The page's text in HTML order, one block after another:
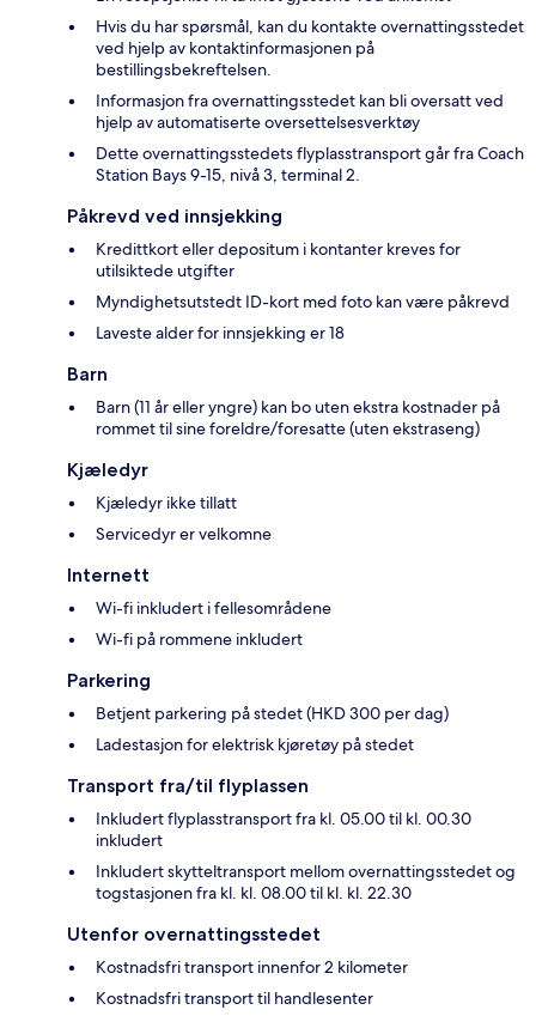
Hvis du har spørsmål, kan du kontakte overnattingsstedet
ved hjelp av kontaktinformasjonen på
bestillingsbekreftelsen.
Informasjon fra overnattingsstedet kan bli oversatt ved
hjelp av automatiserte oversettelsesverktøy
Dette overnattingsstedets flyplasstransport går fra Coach
Station Bays 9-15, nivå 3, terminal 2.
Påkrevd ved innsjekking
Kredittkort eller depositum i kontanter kreves for
utilsiktede utgifter
Myndighetsutstedt ID-kort med foto kan være påkrevd
Laveste alder for innsjekking er 18
Barn
Barn (11 år eller yngre) kan bo uten ekstra kostnader på
rommet til sine foreldre/foresatte (uten ekstraseng)
Kjæledyr
Kjæledyr ikke tillatt
Servicedyr er velkomne
Internett
Wi-fi inkludert i fellesområdene
Wi-fi på rommene inkludert
Parkering
Betjent parkering på stedet (HKD 300 per dag)
Ladestasjon for elektrisk kjøretøy på stedet
Transport fra/til flyplassen
Inkludert flyplasstransport fra kl. 05.00 til kl. 00.30
inkludert
Inkludert skytteltransport mellom overnattingsstedet og
togstasjonen fra kl. kl. 08.00 til kl. kl. 22.30
Utenfor overnattingsstedet
Kostnadsfri transport innenfor 2 kilometer
Kostnadsfri transport til handlesenter